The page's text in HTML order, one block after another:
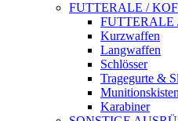
FUTTERALE /
FUTTERALE
Kurzwaffen
Langwaffen
Schlösser
Tragegurte &
Munitionskisten
Karabiner